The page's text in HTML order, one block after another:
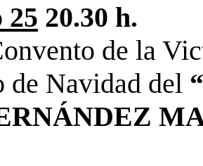
25 20.30 h.
de la
de Navidad del